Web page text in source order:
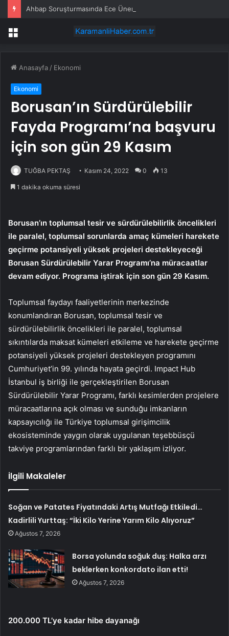
Menü
Anasayfa / Ekonomi
Ekonomi
Borusan’ın Sürdürülebilir
Fayda Programı’na başvuru
için son gün 29 Kasım
TUĞBA PEKTAŞ Kasım 24, 2022 0 13
1 dakika okuma süresi
Borusan’ın toplumsal tesir ve sürdürülebilirlik öncelikleri
ile paralel, toplumsal sorunlarda amaç kümeleri harekete
geçirme potansiyeli yüksek projeleri destekleyeceği
Borusan Sürdürülebilir Yarar Programı’na müracaatlar
devam ediyor. Programa iştirak için son gün 29 Kasım.
Toplumsal faydayı faaliyetlerinin merkezinde
konumlandıran Borusan, toplumsal tesir ve
sürdürülebilirlik öncelikleri ile paralel, toplumsal
sıkıntılarda maksat kümeleri etkileme ve harekete geçirme
potansiyeli yüksek projeleri destekleyen programını
Cumhuriyet’in 99. yılında hayata geçirdi. Impact Hub
İstanbul iş birliği ile gerçekleştirilen Borusan
Sürdürülebilir Yarar Programı, farklı kesimlerden projelere
müracaatlarına açık olması ve sunduğu imkanların
kapsayıcılığı ile Türkiye toplumsal girişimcilik
ekosisteminde yaygın olarak uygulanan teşebbüsçü
takviye programlarından farklı bir yaklaşım izliyor.
İlgili Makaleler
Soğan ve Patates Fiyatındaki Artış Mutfağı Etkiledi…
Kadirlili Yurttaş: “İki Kilo Yerine Yarım Kilo Alıyoruz”
Ağustos 7, 2026
Borsa yolunda soğuk duş: Halka arzı
beklerken konkordato ilan etti!
Ağustos 7, 2026
200.000 TL’ye kadar hibe dayanağı